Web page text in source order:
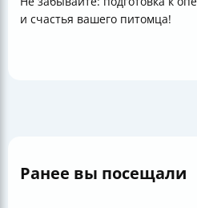
и счастья вашего питомца!
Ранее вы посещали